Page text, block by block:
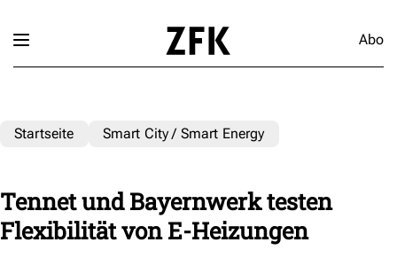
Abo
Startseite Smart City / Smart Energy
Tennet und Bayernwerk testen
Flexibilität von E-Heizungen